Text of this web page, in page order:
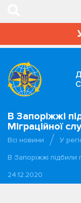
В Запоріжжі
Міграційної
Всі новини
У
В Запоріжжі підбили
24.12.2020